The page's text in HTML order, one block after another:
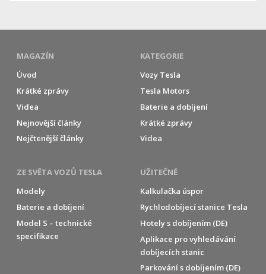
MAGAZÍN
Úvod
Krátké zprávy
Videa
Nejnovější články
Nejčtenější články
KATEGORIE
Vozy Tesla
Tesla Motors
Baterie a dobíjení
Krátké zprávy
Videa
ZE SVĚTA VOZŮ TESLA
Modely
Baterie a dobíjení
Model S – technické
specifikace
UŽITEČNÉ
Kalkulačka úspor
Rychlodobíjecí stanice Tesla
Hotely s dobíjením (DE)
Aplikace pro vyhledávání
dobíjecích stanic
Parkování s dobíjením (DE)